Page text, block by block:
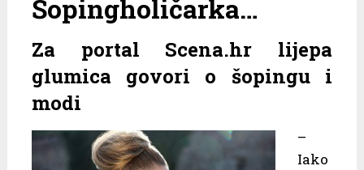
Šopingholičarka…
Za portal Scena.hr lijepa
glumica govori o šopingu i
modi
–
Iako